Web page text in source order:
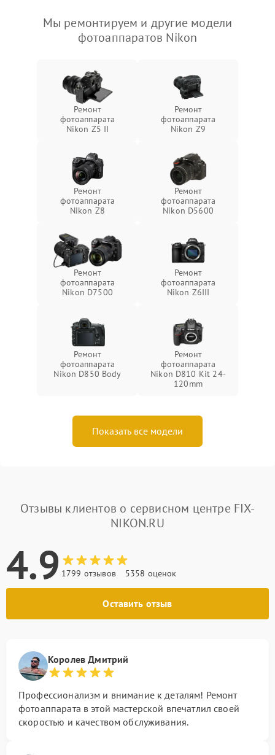
Мы ремонтируем и другие модели
фотоаппаратов Nikon
Ремонт
фотоаппарата
Nikon Z5 II
Ремонт
фотоаппарата
Nikon Z9
Ремонт
фотоаппарата
Nikon Z8
Ремонт
фотоаппарата
Nikon D5600
Ремонт
фотоаппарата
Nikon D7500
Ремонт
фотоаппарата
Nikon Z6III
Ремонт
фотоаппарата
Nikon D850 Body
Ремонт
фотоаппарата
Nikon D810 Kit 24-
120mm
Показать все модели
Отзывы клиентов о сервисном центре FIX-
NIKON.RU
4.9 1799 отзывов 5358 оценок
Оставить отзыв
Королев Дмитрий
Профессионализм и внимание к деталям! Ремонт
фотоаппарата в этой мастерской впечатлил своей
скоростью и качеством обслуживания.